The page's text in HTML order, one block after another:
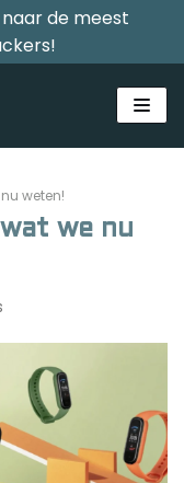
de meest
weten!
we nu